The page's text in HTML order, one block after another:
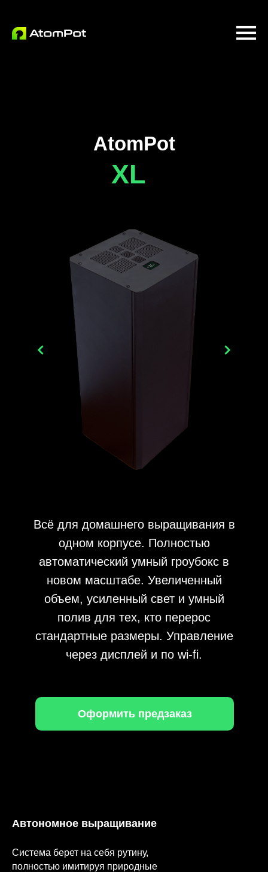
Оформить предзаказ
AtomPot
XL
Всё для домашнего выращивания в
одном корпусе. Полностью
автоматический умный гроубокс в
новом масштабе. Увеличенный
объем, усиленный свет и умный
полив для тех, кто перерос
стандартные размеры. Управление
через дисплей и по wi-fi.
Автономное выращивание
Система берет на себя рутину,
полностью имитируя природные